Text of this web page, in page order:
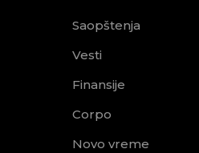
Saopštenja
Vesti
Finansije
Corpo
Novo vreme